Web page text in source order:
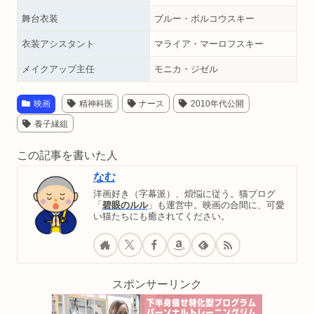
舞台衣装 ブルー・ボルコウスキー
衣装アシスタント マライア・マーロフスキー
メイクアップ主任 モニカ・ジゼル
映画 精神科医 ナース 2010年代公開
養子縁組
この記事を書いた人
なむ
洋画好き（字幕派）、煩悩に従う。猫ブログ
「 碧眼のルル」も運営中。映画の合間に、可愛
い猫たちにも癒されてください。
スポンサーリンク